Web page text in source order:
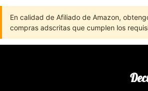
En calidad de Afiliado de Amazon,
compras adscritas que cumplen los